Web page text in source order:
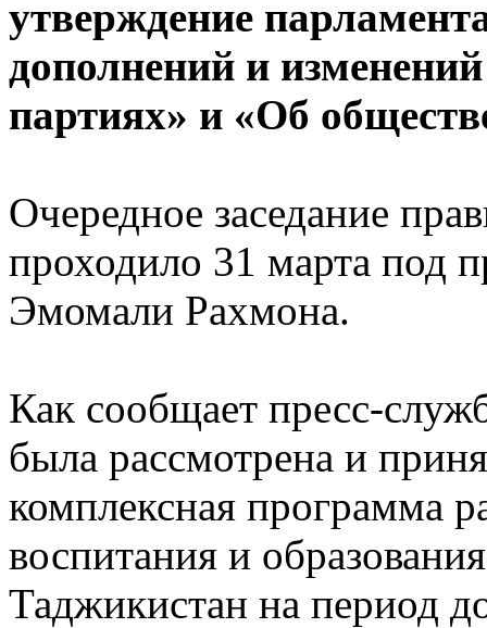
утверждение
дополнений и
партиях» и «Об
Очередное заседание
проходило 31 марта под
Эмомали Рахмона.
Как сообщает пресс-
была рассмотрена и
комплексная программа
воспитания и
Таджикистан на период